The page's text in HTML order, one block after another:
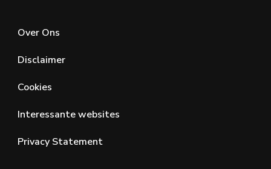
Over Ons
Disclaimer
Cookies
Interessante websites
Privacy Statement